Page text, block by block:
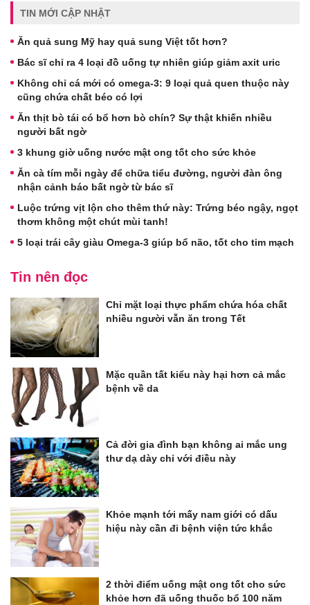
TIN MỚI CẬP NHẬT
Ăn quả sung Mỹ hay quả sung Việt tốt hơn?
Bác sĩ chỉ ra 4 loại đồ uống tự nhiên giúp giảm axit uric
Không chỉ cá mới có omega-3: 9 loại quả quen thuộc này
cũng chứa chất béo có lợi
Ăn thịt bò tái có bổ hơn bò chín? Sự thật khiến nhiều
người bất ngờ
3 khung giờ uống nước mật ong tốt cho sức khỏe
Ăn cà tím mỗi ngày để chữa tiểu đường, người đàn ông
nhận cảnh báo bất ngờ từ bác sĩ
Luộc trứng vịt lộn cho thêm thứ này: Trứng béo ngậy, ngọt
thơm không một chút mùi tanh!
5 loại trái cây giàu Omega-3 giúp bổ não, tốt cho tim mạch
Tin nên đọc
Chỉ mặt loại thực phẩm chứa hóa chất
nhiều người vẫn ăn trong Tết
Mặc quần tất kiểu này hại hơn cả mắc
bệnh về da
Cả đời gia đình bạn không ai mắc ung
thư dạ dày chỉ với điều này
Khỏe mạnh tới mấy nam giới có dấu
hiệu này cần đi bệnh viện tức khắc
2 thời điểm uống mật ong tốt cho sức
khỏe hơn đã uống thuốc bổ 100 năm